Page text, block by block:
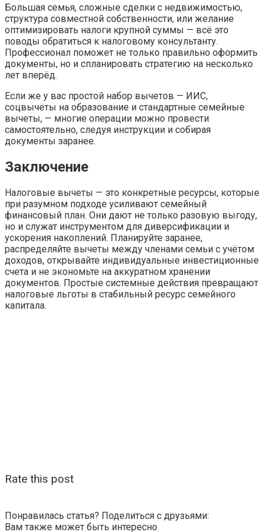
Большая семья, сложные сделки с недвижимостью,
структура совместной собственности, или желание
оптимизировать налоги крупной суммы — всё это
поводы обратиться к налоговому консультанту.
Профессионал поможет не только правильно оформить
документы, но и спланировать стратегию на несколько
лет вперёд.
Если же у вас простой набор вычетов — ИИС,
соцвычеты на образование и стандартные семейные
вычеты, — многие операции можно провести
самостоятельно, следуя инструкции и собирая
документы заранее.
Заключение
Налоговые вычеты — это конкретные ресурсы, которые
при разумном подходе усиливают семейный
финансовый план. Они дают не только разовую выгоду,
но и служат инструментом для диверсификации и
ускорения накоплений. Планируйте заранее,
распределяйте вычеты между членами семьи с учётом
доходов, открывайте индивидуальные инвестиционные
счета и не экономьте на аккуратном хранении
документов. Простые системные действия превращают
налоговые льготы в стабильный ресурс семейного
капитала.
Rate this post
Понравилась статья? Поделиться с друзьями:
Вам также может быть интересно